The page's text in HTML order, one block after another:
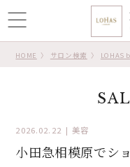
HOME サロン検索 LOHAS
2026.02.22 美容
小田急相模原でシ